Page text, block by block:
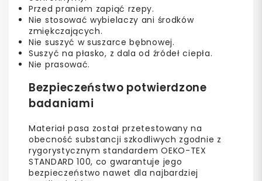
Przed praniem zapiąć rzepy.
Nie stosować wybielaczy ani środków
zmiękczających.
Nie suszyć w suszarce bębnowej.
Suszyć na płasko, z dala od źródeł ciepła.
Nie prasować.
Bezpieczeństwo potwierdzone
badaniami
Materiał pasa został przetestowany na
obecność substancji szkodliwych zgodnie z
rygorystycznym standardem OEKO-TEX
STANDARD 100, co gwarantuje jego
bezpieczeństwo nawet dla najbardziej